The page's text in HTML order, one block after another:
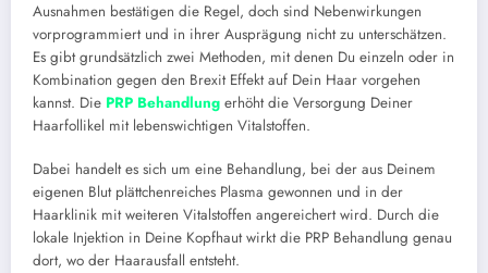
Ausnahmen bestätigen die Regel, doch sind Nebenwirkungen
vorprogrammiert und in ihrer Ausprägung nicht zu unterschätzen.
Es gibt grundsätzlich zwei Methoden, mit denen Du einzeln oder in
Kombination gegen den Brexit Effekt auf Dein Haar vorgehen
kannst. Die PRP Behandlung erhöht die Versorgung Deiner
Haarfollikel mit lebenswichtigen Vitalstoffen.
Dabei handelt es sich um eine Behandlung, bei der aus Deinem
eigenen Blut plättchenreiches Plasma gewonnen und in der
Haarklinik mit weiteren Vitalstoffen angereichert wird. Durch die
lokale Injektion in Deine Kopfhaut wirkt die PRP Behandlung genau
dort, wo der Haarausfall entsteht.